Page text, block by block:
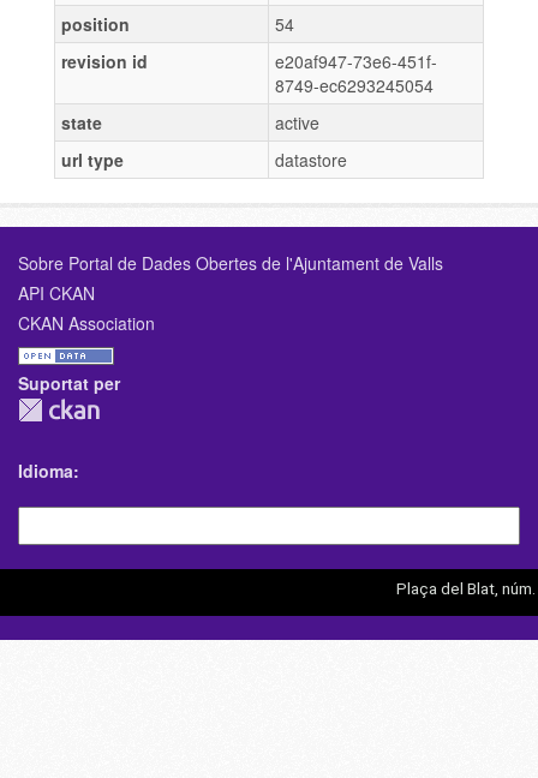
position
54
revision id
e20af947-73e6-451f-
8749-ec6293245054
state
active
url type
datastore
Sobre Portal de Dades Obertes de l'Ajuntament de Valls
API CKAN
CKAN Association
Suportat per
Idioma
Plaça del Blat,